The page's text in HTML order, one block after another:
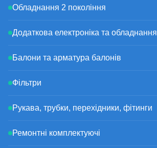
Обладнання 2 покоління
Додаткова електроніка та обладнання
Балони та арматура балонів
Фільтри
Рукава, трубки, перехідники, фітинги
Ремонтні комплектуючі